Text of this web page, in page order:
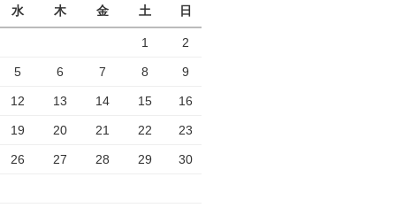
水 木 金 土 日
1 2
5 6 7 8 9
12 13 14 15 16
19 20 21 22 23
26 27 28 29 30